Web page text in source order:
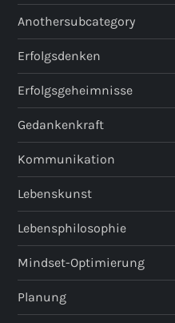
Anothersubcategory
Erfolgsdenken
Erfolgsgeheimnisse
Gedankenkraft
Kommunikation
Lebenskunst
Lebensphilosophie
Mindset-Optimierung
Planung